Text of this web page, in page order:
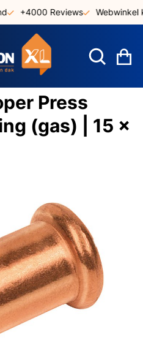
+4000 Reviews Webwinkel
Press
(gas) | 15 x